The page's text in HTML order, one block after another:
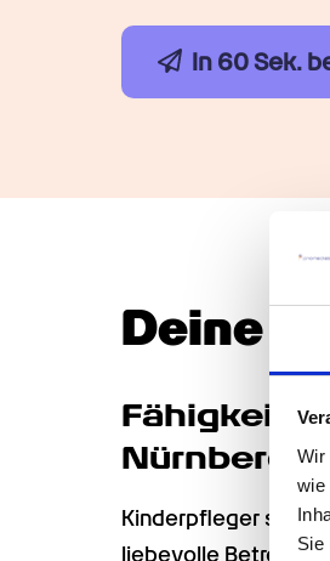
Wir
wie
Sie
In 60 Sek.
Deine
Nürnberg
Kinderpfleger sind
liebevolle Betreuer,